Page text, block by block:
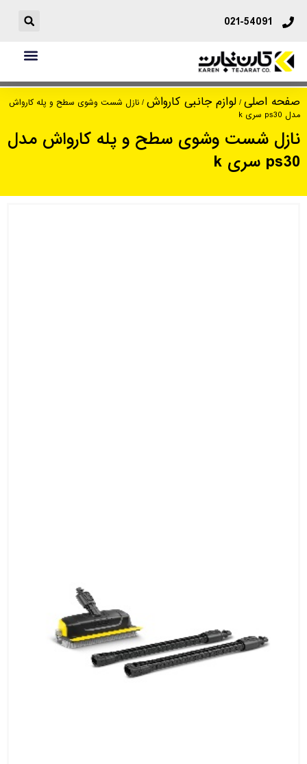
021-54091
نازل شست وشوی سطح و پله کارواش مدل
ps30 سری k
صفحه اصلی / لوازم جانبی کارواش / نازل شست وشوی سطح و پله کارواش
مدل ps30 سری k
نازل شست وشوی سطح و پله کارواش مدل
ps30 سری k